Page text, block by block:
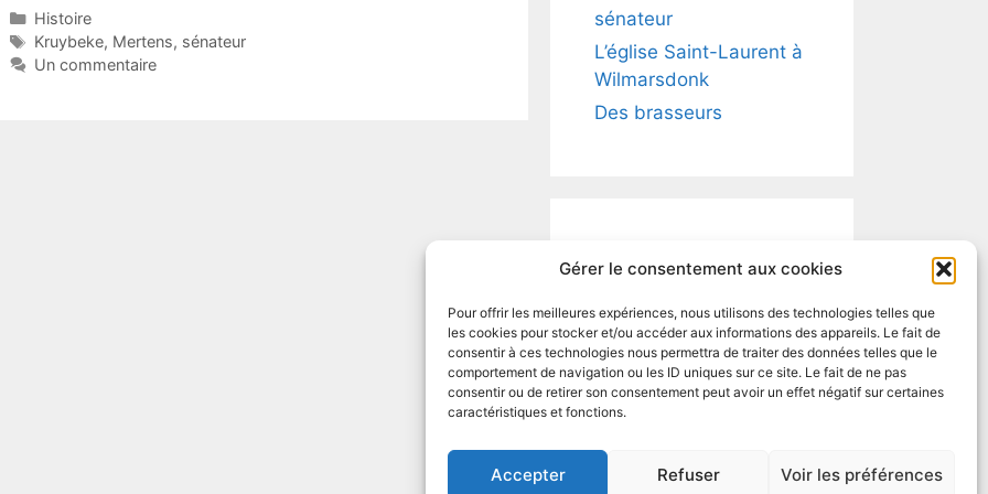
Gérer le consentement aux cookies
Pour offrir les meilleures expériences, nous utilisons des technologies telles que
les cookies pour stocker et/ou accéder aux informations des appareils. Le fait de
consentir à ces technologies nous permettra de traiter des données telles que le
comportement de navigation ou les ID uniques sur ce site. Le fait de ne pas
consentir ou de retirer son consentement peut avoir un effet négatif sur certaines
caractéristiques et fonctions.
Accepter Refuser Voir les préférences
Catégories
Histoire
Étiquettes
Kruybeke, Mertens, sénateur
Un commentaire
sénateur
L’église Saint-Laurent à
Wilmarsdonk
Des brasseurs
Catégories
Divers
Etymologie des noms
de famille
Histoire